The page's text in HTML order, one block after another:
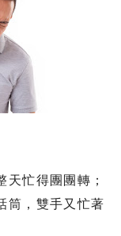
忙得團團轉；
筒，雙手又忙著